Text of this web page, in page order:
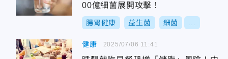
00億細菌展開攻擊！
腸胃健康 益生菌 細菌
健康 2025/07/06 11:41